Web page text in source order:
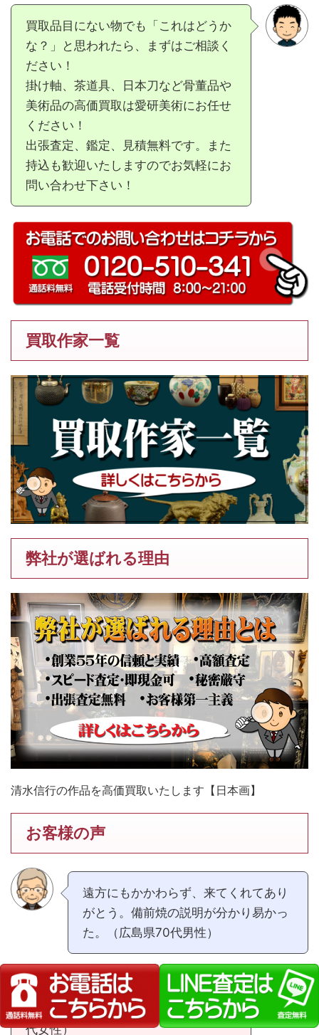
買取品目にない物でも「これはどうか
な？」と思われたら、まずはご相談く
ださい！
掛け軸、茶道具、日本刀など骨董品や
美術品の高価買取は愛研美術にお任せ
ください！
出張査定、鑑定、見積無料です。また
持込も歓迎いたしますのでお気軽にお
問い合わせ下さい！
買取作家一覧
弊社が選ばれる理由
清水信行の作品を高価買取いたします【日本画】
お客様の声
遠方にもかかわらず、来てくれてあり
がとう。備前焼の説明が分かり易かっ
た。（広島県70代男性）
遠方まで来て頂き、売れない物も引き
取って頂き助かりました。（広島県30
代女性）